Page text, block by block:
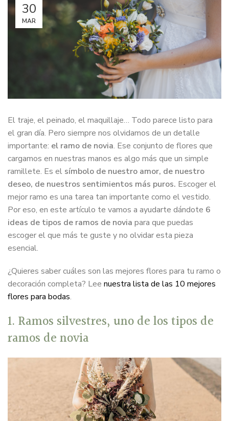
30
MAR
El traje, el peinado, el maquillaje… Todo parece listo para
el gran día. Pero siempre nos olvidamos de un detalle
importante: el ramo de novia. Ese conjunto de flores que
cargamos en nuestras manos es algo más que un simple
ramillete. Es el símbolo de nuestro amor, de nuestro
deseo, de nuestros sentimientos más puros. Escoger el
mejor ramo es una tarea tan importante como el vestido.
Por eso, en este artículo te vamos a ayudarte dándote 6
ideas de tipos de ramos de novia para que puedas
escoger el que más te guste y no olvidar esta pieza
esencial.
¿Quieres saber cuáles son las mejores flores para tu ramo o
decoración completa? Lee nuestra lista de las 10 mejores
flores para bodas.
1. Ramos silvestres, uno de los tipos de
ramos de novia